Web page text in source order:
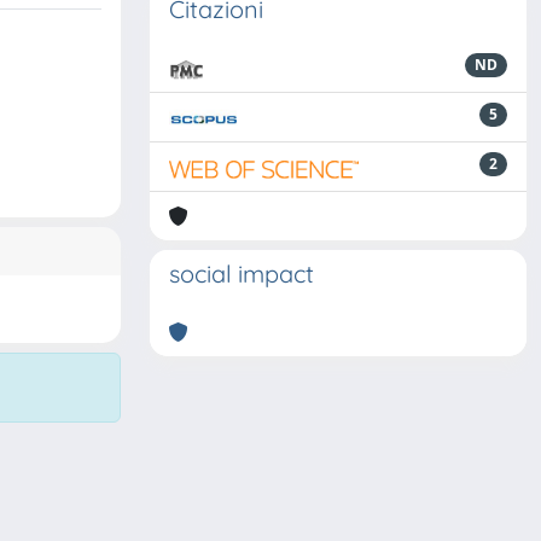
Citazioni
ND
5
2
social impact